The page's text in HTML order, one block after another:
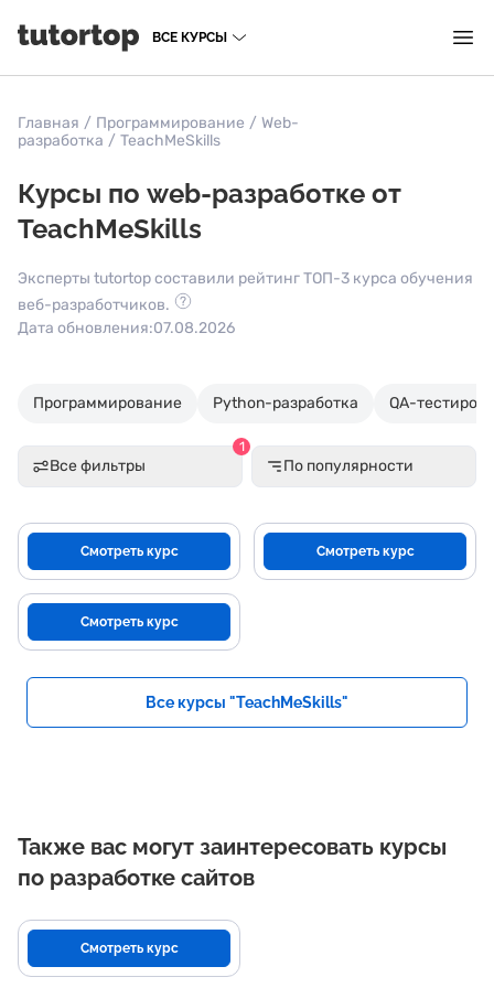
ВСЕ КУРСЫ
Главная / Программирование / Web-
разработка / TeachMeSkills
Курсы по web-разработке от
TeachMeSkills
Эксперты tutortop составили рейтинг ТОП-3 курса обучения
веб-разработчиков.
Дата обновления:07.08.2026
Программирование Python-разработка QA-
Все фильтры
1
По популярности
Смотреть курс Смотреть курс
Смотреть курс
Все курсы "TeachMeSkills"
Также вас могут заинтересовать курсы
по разработке сайтов
Смотреть курс